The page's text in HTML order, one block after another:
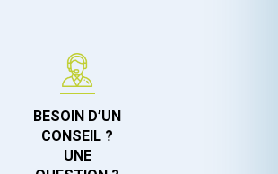
BESOIN D’UN
CONSEIL ?
UNE